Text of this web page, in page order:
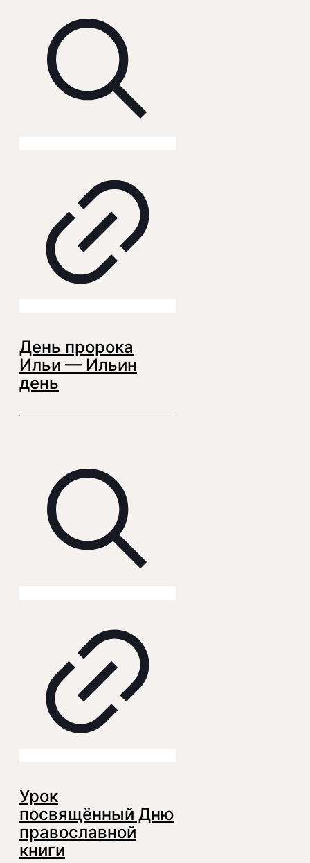
День пророка
Ильи — Ильин
день
Урок
посвящённый Дню
православной
книги